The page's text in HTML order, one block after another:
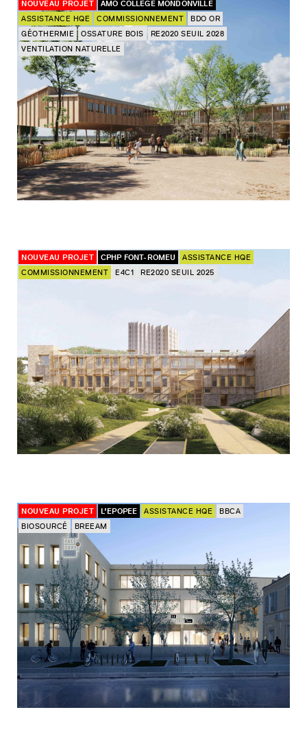
NOUVEAU PROJET
AMO COLLÈGE MONDONVILLE
ASSISTANCE HQE
COMMISSIONNEMENT
BDO OR
GÉOTHERMIE
OSSATURE BOIS
RE2020 SEUIL 2028
VENTILATION NATURELLE
NOUVEAU PROJET CPHP FONT-ROMEU
ASSISTANCE HQE
COMMISSIONNEMENT
E4C1 RE2020 SEUIL 2025
NOUVEAU PROJET L’EPOPEE ASSISTANCE HQE
BBCA
BIOSOURCÉ
BREEAM